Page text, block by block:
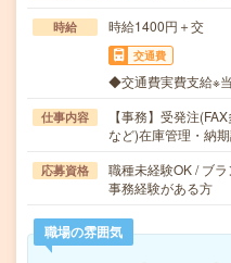
時給 時給1400円＋交
交通費
◆交通費実費支給※
仕事内容
【事務】受発注
など)在庫管理・納
応募資格
職種未経験OK / ブ
事務経験がある方
職場の雰囲気